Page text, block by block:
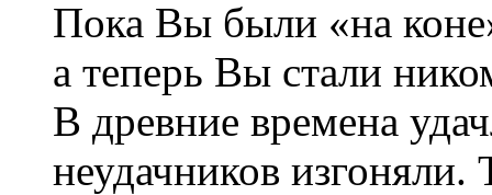
Пока Вы были «на
а теперь Вы стали
В древние времена
неудачников изгоняли.